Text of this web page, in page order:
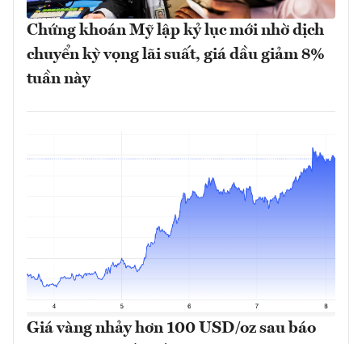
Chứng khoán Mỹ lập kỷ lục mới nhờ dịch
chuyển kỳ vọng lãi suất, giá dầu giảm 8%
tuần này
Giá vàng nhảy hơn 100 USD/oz sau báo